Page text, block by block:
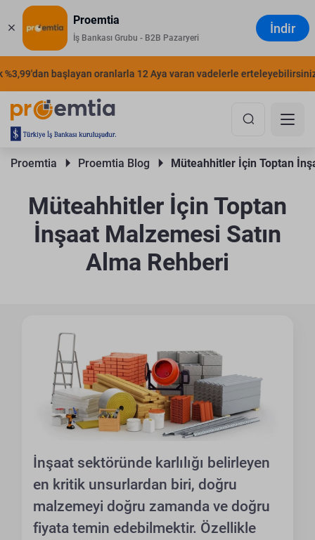
Proemtia
İş Bankası Grubu - B2B Pazaryeri
İndir
başlayan oranlarla 12 Aya varan vadelerle erteleyebilirsiniz.
Proemtia Proemtia Blog Müteahhitler İçin Toptan
Müteahhitler İçin Toptan
İnşaat Malzemesi Satın
Alma Rehberi
Müteahhitler İçin Uygun Ödeme ve Vade
Seçenekleri
İnşaat sektöründe karlılığı belirleyen
en kritik unsurlardan biri, doğru
malzemeyi doğru zamanda ve doğru
fiyata temin edebilmektir. Özellikle